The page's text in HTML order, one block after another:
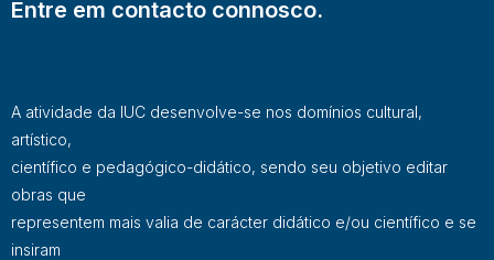
Entre em contacto connosco.
A atividade da IUC desenvolve-se nos domínios cultural,
artístico,
científico e pedagógico-didático, sendo seu objetivo editar
obras que
representem mais valia de carácter didático e/ou científico e se
insiram